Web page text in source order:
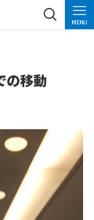
MENU
の移動